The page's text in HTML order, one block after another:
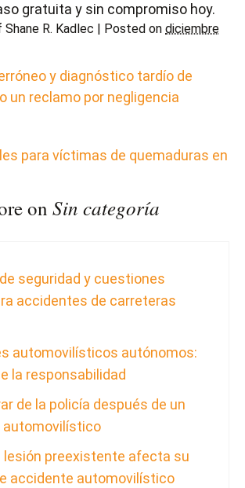
gratuita y sin compromiso hoy.
R. Kadlec Posted on diciembre
y diagnóstico tardío de
un reclamo por negligencia
para víctimas de quemaduras en
on Sin categoría
seguridad y cuestiones
accidentes de carreteras
automovilísticos autónomos:
la responsabilidad
de la policía después de un
automovilístico
lesión preexistente afecta su
accidente automovilístico